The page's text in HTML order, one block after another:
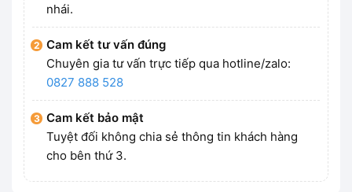
nhái.
Cam kết tư vấn đúng
Chuyên gia tư vấn trực tiếp qua hotline/zalo:
0827 888 528
Cam kết bảo mật
Tuyệt đối không chia sẻ thông tin khách hàng
cho bên thứ 3.